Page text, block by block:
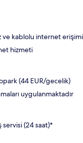
ve kablolu internet erişimi
hizmeti
(44 EUR/gecelik)
uygulanmaktadır
servisi (24 saat)*